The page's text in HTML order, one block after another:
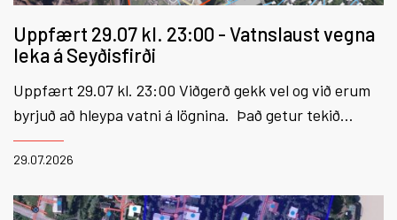
29.07.2026
Uppfært 29.07 kl. 23:00 - Vatnslaust vegna
leka á Seyðisfirði
Uppfært 29.07 kl. 23:00 Viðgerð gekk vel og við erum
byrjuð að hleypa vatni á lögnina. Það getur tekið
einhverja stund að ná upp fullum þrýstingi hjá öllum.